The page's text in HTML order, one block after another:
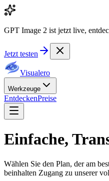
GPT Image 2 ist jetzt live,
Jetzt testen
Visualero
Werkzeuge
EntdeckenPreise
Einfache,
Wählen Sie den Plan, der am
beinhalten Zugang zu unserer